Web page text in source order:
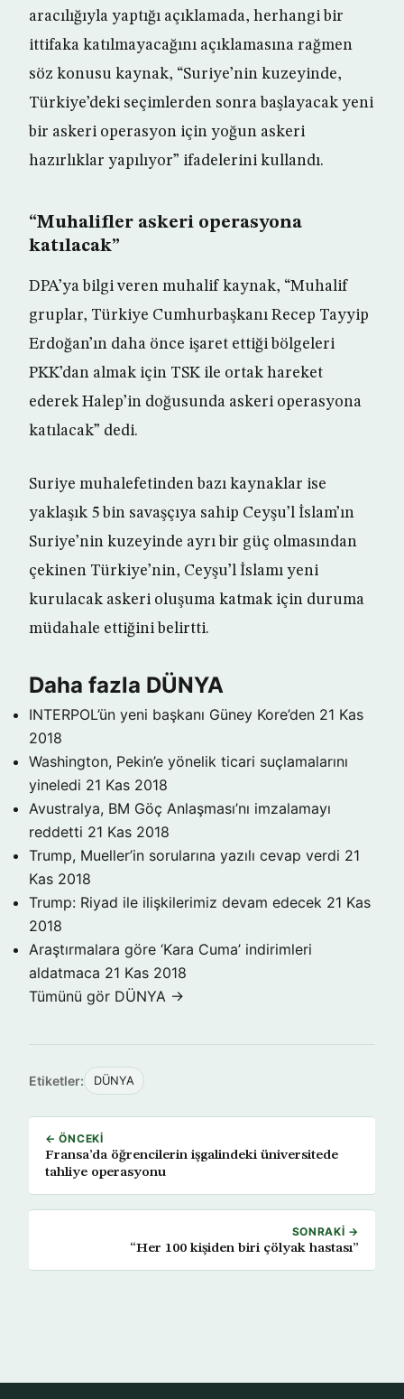
aracılığıyla yaptığı açıklamada, herhangi bir
ittifaka katılmayacağını açıklamasına rağmen
söz konusu kaynak, “Suriye’nin kuzeyinde,
Türkiye’deki seçimlerden sonra başlayacak yeni
bir askeri operasyon için yoğun askeri
hazırlıklar yapılıyor” ifadelerini kullandı.
“Muhalifler askeri operasyona
katılacak”
DPA’ya bilgi veren muhalif kaynak, “Muhalif
gruplar, Türkiye Cumhurbaşkanı Recep Tayyip
Erdoğan’ın daha önce işaret ettiği bölgeleri
PKK’dan almak için TSK ile ortak hareket
ederek Halep’in doğusunda askeri operasyona
katılacak” dedi.
Suriye muhalefetinden bazı kaynaklar ise
yaklaşık 5 bin savaşçıya sahip Ceyşu’l İslam’ın
Suriye’nin kuzeyinde ayrı bir güç olmasından
çekinen Türkiye’nin, Ceyşu’l İslamı yeni
kurulacak askeri oluşuma katmak için duruma
müdahale ettiğini belirtti.
Daha fazla DÜNYA
INTERPOL’ün yeni başkanı Güney Kore’den 21 Kas
2018
Washington, Pekin’e yönelik ticari suçlamalarını
yineledi 21 Kas 2018
Avustralya, BM Göç Anlaşması’nı imzalamayı
reddetti 21 Kas 2018
Trump, Mueller’in sorularına yazılı cevap verdi 21
Kas 2018
Trump: Riyad ile ilişkilerimiz devam edecek 21 Kas
2018
Araştırmalara göre ‘Kara Cuma’ indirimleri
aldatmaca 21 Kas 2018
Tümünü gör DÜNYA →
Etiketler: DÜNYA
← ÖNCEKI
Fransa’da öğrencilerin işgalindeki üniversitede
tahliye operasyonu
SONRAKI →
“Her 100 kişiden biri çölyak hastası”